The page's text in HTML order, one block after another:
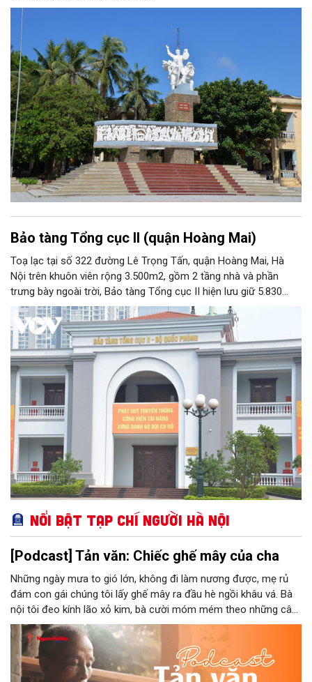
Bảo tàng Tổng cục II (quận Hoàng Mai)
Toạ lạc tại số 322 đường Lê Trọng Tấn, quận Hoàng Mai, Hà
Nội trên khuôn viên rộng 3.500m2, gồm 2 tầng nhà và phần
trưng bày ngoài trời, Bảo tàng Tổng cục II hiện lưu giữ 5.830
hiện vật, trong đó có nhiều hiện vật quý hiếm gắn liền với cuộc
đời hoạt động của nhiều chiến sĩ tình báo xuất sắc của Quân
đội nhân dân Việt Nam. Với chức năng phục vụ công tác nghiên
cứu, tham quan học tập, giáo dục truyền thống, Bảo tàng Tổng
cục II chính thức được Bộ Văn hoá - Thông tin công nhận nằm
trong hệ thống các bảo tàng cấp 2 toàn quân.
Nổi bật Tạp chí Người Hà Nội
[Podcast] Tản văn: Chiếc ghế mây của cha
Những ngày mưa to gió lớn, không đi làm nương được, mẹ rủ
đám con gái chúng tôi lấy ghế mây ra đầu hè ngồi khâu vá. Bà
nội tôi đeo kính lão xỏ kim, bà cười móm mém theo những câu
chuyện kể tếu táo của đám trẻ chúng tôi. Chiếc ghế mây phát
ra âm thanh kin kít chịu đựng sức nặng cơ thể con người theo
những điệu cười khúc khích.